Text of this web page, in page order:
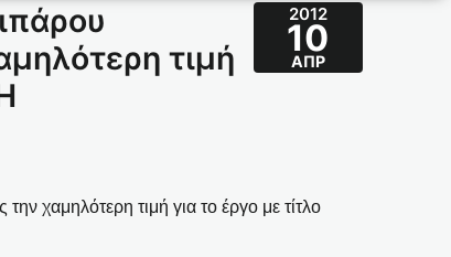
τιμή
2012
10
ΑΠΡ
χαμηλότερη τιμή για το έργο με τίτλο